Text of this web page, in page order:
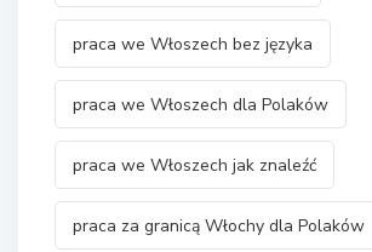
praca we Włoszech bez języka
praca we Włoszech dla Polaków
praca we Włoszech jak znaleźć
praca za granicą Włochy dla Polaków